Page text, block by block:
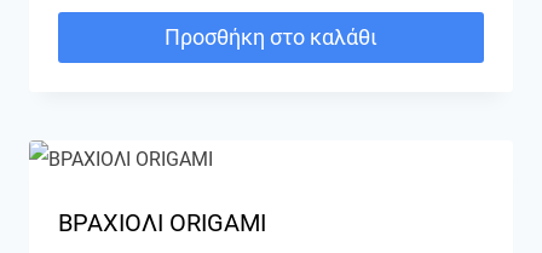
Προσθήκη στο καλάθι
ΒΡΑΧΙΟΛΙ ORIGAMI